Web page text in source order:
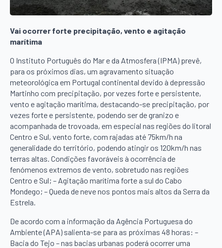
Vai ocorrer forte precipitação, vento e agitação
marítima
O Instituto Português do Mar e da Atmosfera (IPMA) prevê,
para os próximos dias, um agravamento situação
meteorológica em Portugal continental devido à depressão
Martinho com precipitação, por vezes forte e persistente,
vento e agitação marítima, destacando-se precipitação, por
vezes forte e persistente, podendo ser de granizo e
acompanhada de trovoada, em especial nas regiões do litoral
Centro e Sul, vento forte, com rajadas até 75km/h na
generalidade do território, podendo atingir os 120km/h nas
terras altas. Condições favoráveis à ocorrência de
fenómenos extremos de vento, sobretudo nas regiões
Centro e Sul; – Agitação marítima forte a sul do Cabo
Mondego; – Queda de neve nos pontos mais altos da Serra da
Estrela.
De acordo com a informação da Agência Portuguesa do
Ambiente (APA) salienta-se para as próximas 48 horas: –
Bacia do Tejo – nas bacias urbanas poderá ocorrer uma